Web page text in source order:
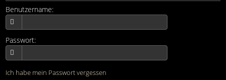
Benutzername:
Passwort:
Ich habe mein Passwort vergessen